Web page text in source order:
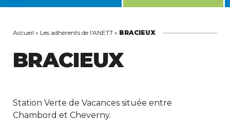
MENU
Accueil » Les adhérents de l'ANETT » BRACIEUX
BRACIEUX
Station Verte de Vacances située entre
Chambord et Cheverny.